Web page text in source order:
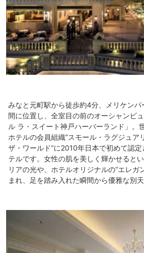
みなと元町駅から徒歩約4分、メリケン
間に位置し、全室目の前のオーシャンビ
ル ラ・スイート神戸ハーバーランド」。
ホテルの会員組織”スモール・ラグジュア
ザ・ワールド”に2010年日本で初めて認
テルです。女性の肌を美しく輝かせると
リアの光や、ホテルオリジナルの”エレガ
まれ、足を踏み入れた瞬間から優雅な別